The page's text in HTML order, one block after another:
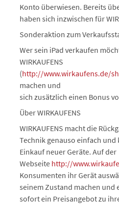
Konto überwiesen. Bereits
haben sich inzwischen für
Sonderaktion zum
Wer sein iPad verkaufen
WIRKAUFENS
(http://www.wirkaufens.de/
machen und
sich zusätzlich einen Bonus
Über WIRKAUFENS
WIRKAUFENS macht die
Technik genauso einfach
Einkauf neuer Geräte. Auf der
Webseite http://
Konsumenten ihr Gerät
seinem Zustand machen und
sofort ein Preisangebot zu